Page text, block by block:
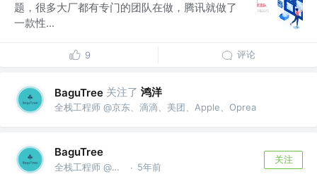
题，很多大厂都有专门的团队在做，腾讯就做了
一款性...
9 评论
BaguTree 关注了 鸿洋
全栈工程师 @京东、滴滴、美团、Apple、Oprea
BaguTree
全栈工程师 @京东、滴滴、美团、Apple、Oprea · 5年前
关注